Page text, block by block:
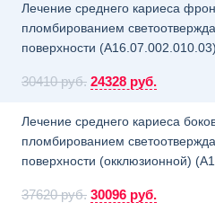
Лечение среднего кариеса
пломбированием
поверхности (A16.07.002.010.03)
30410 руб. 24328 руб.
Лечение среднего кариеса
пломбированием
поверхности (окклюзионной)
37620 руб. 30096 руб.